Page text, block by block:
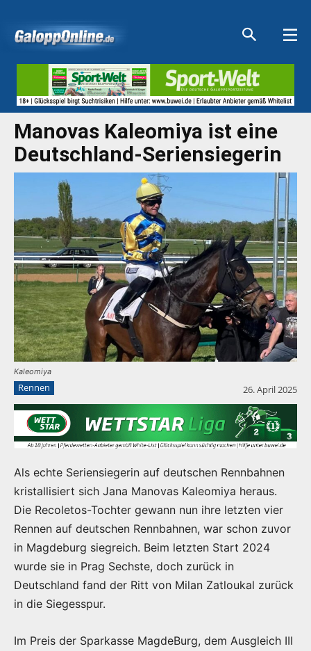
Manovas Kaleomiya ist eine
Deutschland-Seriensiegerin
Kaleomiya
Rennen 26. April 2025
Als echte Seriensiegerin auf deutschen Rennbahnen
kristallisiert sich Jana Manovas Kaleomiya heraus.
Die Recoletos-Tochter gewann nun ihre letzten vier
Rennen auf deutschen Rennbahnen, war schon zuvor
in Magdeburg siegreich. Beim letzten Start 2024
wurde sie in Prag Sechste, doch zurück in
Deutschland fand der Ritt von Milan Zatloukal zurück
in die Siegesspur.
Im Preis der Sparkasse MagdeBurg, dem Ausgleich III